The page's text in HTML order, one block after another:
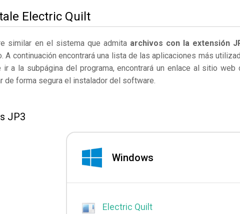
Electric Quilt
similar en el sistema que admita archivos con la extensión
A continuación encontrará una lista de las aplicaciones más
a la subpágina del programa, encontrará un enlace al sitio web
de forma segura el instalador del software.
JP3
Windows
Electric Quilt